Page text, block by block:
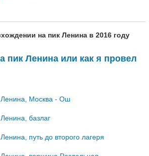
на пик Ленина в 2016 году
пик Ленина или как я провел
Ленина, Москва - Ош
базлаг
путь до второго лагеря